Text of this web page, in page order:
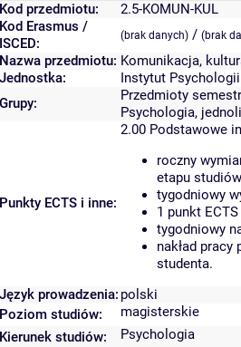
Kod przedmiotu:
2.5-KOMUN-KUL
Kod Erasmus /
ISCED:
(brak danych) / (brak
Nazwa przedmiotu: Komunikacja,
Jednostka:
Instytut Psychologii
Grupy:
Przedmioty
Psychologia,
Punkty ECTS i inne:
2.00 Podstawowe
roczny
etapu
tygodniowy
1 punkt
tygodniowy
nakład
studenta.
Język prowadzenia: polski
Poziom studiów:
magisterskie
Kierunek studiów:
Psychologia